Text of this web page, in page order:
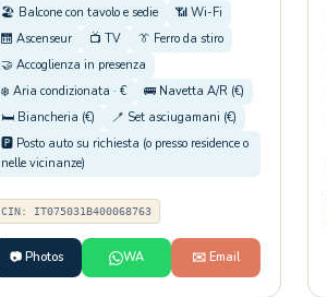
🏖️ Balcone con tavolo e sedie
📶 Wi-Fi
🛗 Ascenseur
📺 TV
👔 Ferro da stiro
🤝 Accoglienza in presenza
❄️ Aria condizionata · €
🚌 Navetta A/R (€)
🛏️ Biancheria (€)
🪥 Set asciugamani (€)
🅿️ Posto auto su richiesta (o presso residence o
nelle vicinanze)
CIN: IT075031B400068763
📷 Photos WA ✉️ Email